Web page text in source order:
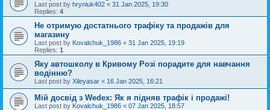
Last post by hryniuk402 « 31 Jan 2025, 19:30
Replies: 4
Не отримую достатнього трафіку та продажів для
магазину
Last post by Kovalchuk_1986 « 31 Jan 2025, 19:19
Replies: 1
Яку автошколу в Кривому Розі порадите для навчання
водінню?
Last post by Xileyasar « 16 Jan 2025, 16:21
Мій досвід з Wedex: Як я підняв трафік і продажі!
Last post by Kovalchuk_1986 « 07 Jan 2025, 18:57